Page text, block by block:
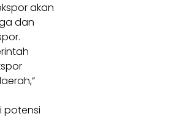
akan
dan
potensi